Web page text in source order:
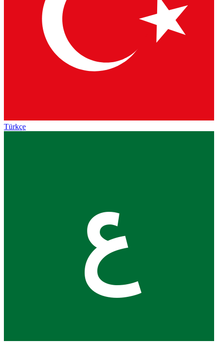
Türkçe
ع